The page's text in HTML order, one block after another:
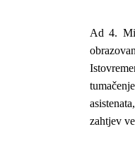
Ad 4.
zahtjev